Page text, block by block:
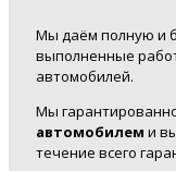
Мы даём полную и
выполненные
автомобилей.
Мы
автомобилем и
течение всего